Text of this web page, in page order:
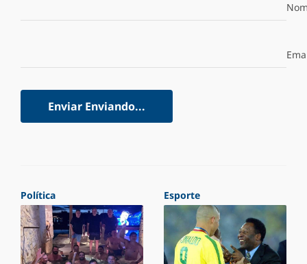
Enviar Enviando...
Política Esporte